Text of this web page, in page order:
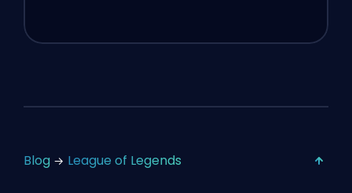
Blog League of Legends